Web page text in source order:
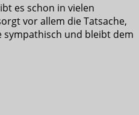
es schon in vielen
vor allem die Tatsache,
sympathisch und bleibt dem